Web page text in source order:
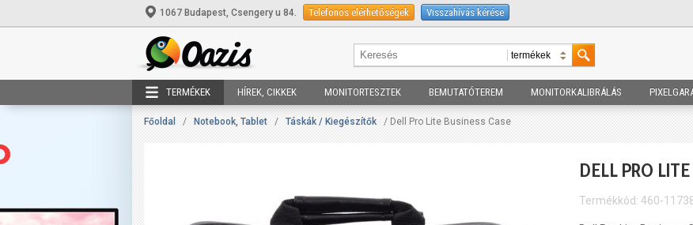
1067 Budapest, Csengery u 84. Telefonos elérhetőségek Visszahívás kérése
TERMÉKEK HÍREK, CIKKEK MONITORTESZTEK BEMUTATÓTEREM MONITORKALIBRÁLÁS
Főoldal / Notebook, Tablet / Táskák / Kiegészítők / Dell Pro Lite Business Case
DELL PRO
Termékkód: 460-